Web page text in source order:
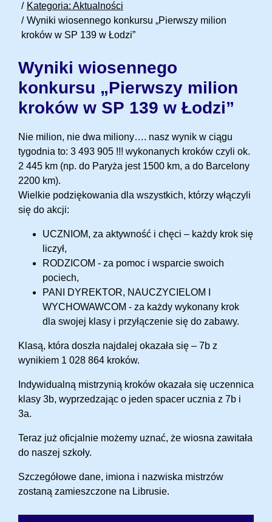
Kategoria: Aktualności
Wyniki wiosennego konkursu „Pierwszy milion
kroków w SP 139 w Łodzi”
Wyniki wiosennego
konkursu „Pierwszy milion
kroków w SP 139 w Łodzi”
Nie milion, nie dwa miliony…. nasz wynik w ciągu
tygodnia to: 3 493 905 !!! wykonanych kroków czyli ok.
2 445 km (np. do Paryża jest 1500 km, a do Barcelony
2200 km).
Wielkie podziękowania dla wszystkich, którzy włączyli
się do akcji:
UCZNIOM, za aktywność i chęci – każdy krok się
liczył,
RODZICOM - za pomoc i wsparcie swoich
pociech,
PANI DYREKTOR, NAUCZYCIELOM I
WYCHOWAWCOM - za każdy wykonany krok
dla swojej klasy i przyłączenie się do zabawy.
Klasą, która doszła najdalej okazała się – 7b z
wynikiem 1 028 864 kroków.
Indywidualną mistrzynią kroków okazała się uczennica
klasy 3b, wyprzedzając o jeden spacer ucznia z 7b i
3a.
Teraz już oficjalnie możemy uznać, że wiosna zawitała
do naszej szkoły.
Szczegółowe dane, imiona i nazwiska mistrzów
zostaną zamieszczone na Librusie.